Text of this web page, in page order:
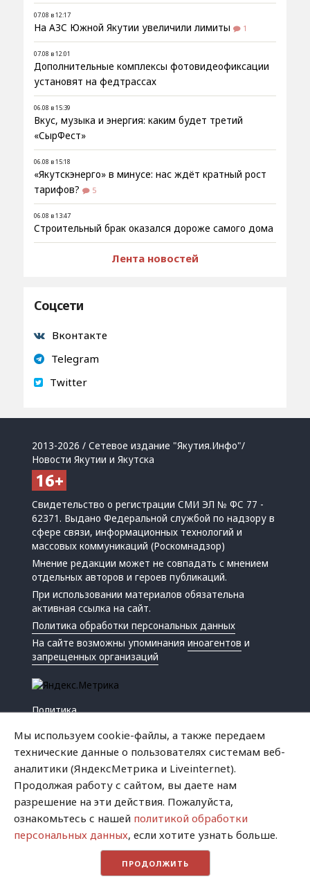
07.08 в 12:17
На АЗС Южной Якутии увеличили лимиты 1
07.08 в 12:01
Дополнительные комплексы фотовидеофиксации
установят на федтрассах
06.08 в 15:39
Вкус, музыка и энергия: каким будет третий
«СырФест»
06.08 в 15:18
«Якутскэнерго» в минусе: нас ждёт кратный рост
тарифов?
5
06.08 в 13:47
Строительный брак оказался дороже самого дома
Лента новостей
Соцсети
Вконтакте
Telegram
Twitter
2013-2026 / Сетевое издание "Якутия.Инфо"/
Новости Якутии и Якутска
Свидетельство о регистрации СМИ ЭЛ № ФС 77 -
62371. Выдано Федеральной службой по надзору в
сфере связи, информационных технологий и
массовых коммуникаций (Роскомнадзор)
Мнение редакции может не совпадать с мнением
отдельных авторов и героев публикаций.
При использовании материалов обязательна
активная ссылка на сайт.
Политика обработки персональных данных
На сайте возможны упоминанияиноагентов и
запрещенных организаций
Политика
Криминал
Успех
Хватит это терпеть
Мы используем cookie-файлы, а также передаем
технические данные о пользователях системам веб-
аналитики (ЯндексМетрика и Liveinternet).
Продолжая работу с сайтом, вы даете нам
разрешение на эти действия. Пожалуйста,
ознакомьтесь с нашей политикой обработки
персональных данных, если хотите узнать больше.
ПРОДОЛЖИТЬ